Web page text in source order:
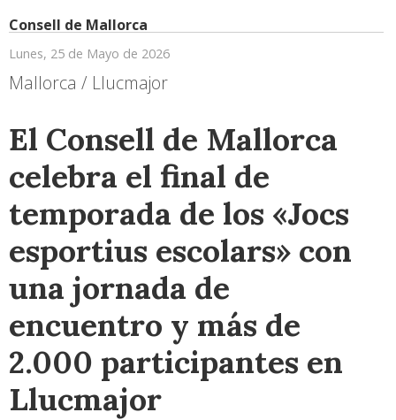
Consell de Mallorca
Lunes, 25 de Mayo de 2026
Mallorca / Llucmajor
El Consell de Mallorca
celebra el final de
temporada de los «Jocs
esportius escolars» con
una jornada de
encuentro y más de
2.000 participantes en
Llucmajor